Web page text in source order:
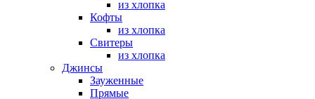
из хлопка
Кофты
из хлопка
Свитеры
из хлопка
Джинсы
Зауженные
Прямые